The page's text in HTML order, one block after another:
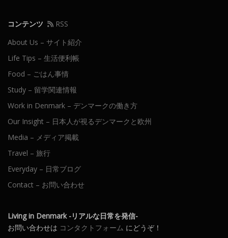
コンテンツ
RSS
About Us – サイト紹介
Life Tips – 生活便利帳
Food – ごはん事情
Study – 留学関連情報
Work in Denmark – デンマークの働き方
Our Insight – 日本人が視るデンマークと欧州
Media – メディア掲載
Travel – 旅行
Everyday – 日常ブログ
Contact – お問い合わせ
Living in Denmark -リアルな日常を発信-
お問い合わせは コンタクトフォーム にどうぞ！